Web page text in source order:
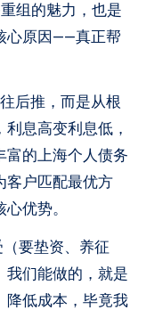
组的魅力，也是
心原因——真正帮
后推，而是从根
利息高变利息低，
富的上海个人债务
客户匹配最优方
优势。
要垫资、养征
我们能做的，就是
降低成本，毕竟我